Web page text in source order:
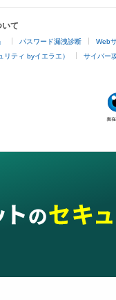
て
パスワード漏洩診断 Web
ティ byイエラエ） サイバー